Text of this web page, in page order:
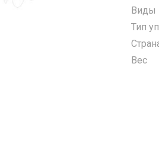
Виды
Тип
Вес